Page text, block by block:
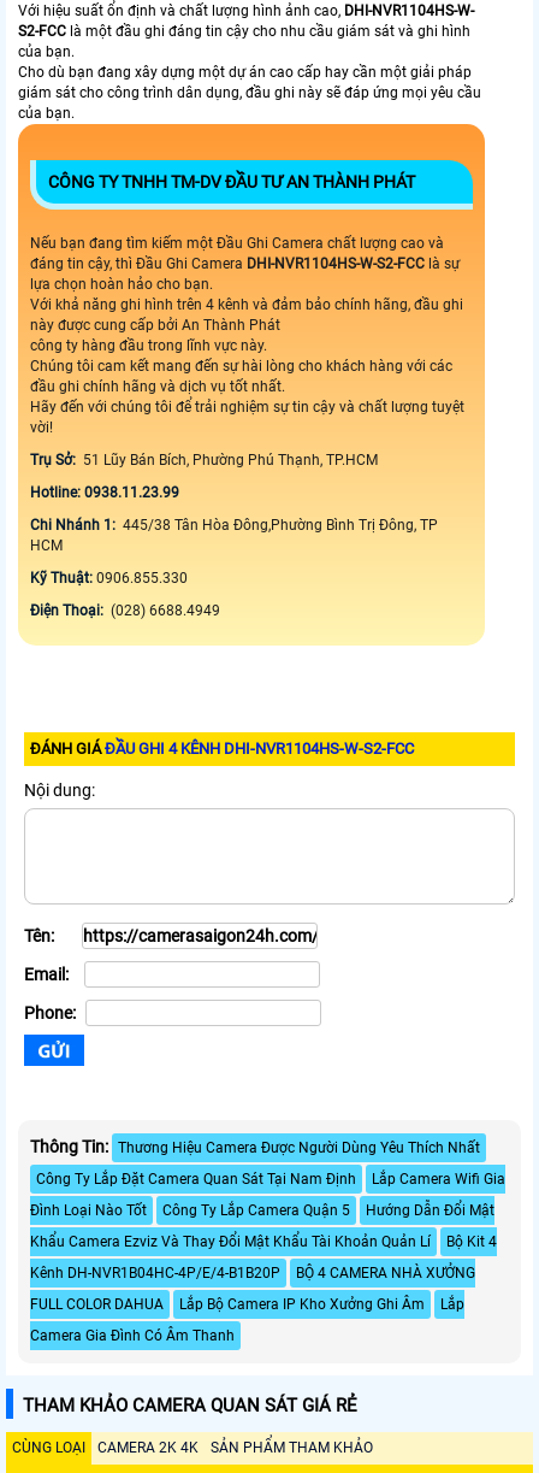
Với hiệu suất ổn định và chất lượng hình ảnh cao, DHI-NVR1104HS-W-
S2-FCC là một đầu ghi đáng tin cậy cho nhu cầu giám sát và ghi hình
của bạn.
Cho dù bạn đang xây dựng một dự án cao cấp hay cần một giải pháp
giám sát cho công trình dân dụng, đầu ghi này sẽ đáp ứng mọi yêu cầu
của bạn.
CÔNG TY TNHH TM-DV ĐẦU TƯ AN THÀNH PHÁT
Nếu bạn đang tìm kiếm một Đầu Ghi Camera chất lượng cao và
đáng tin cậy, thì Đầu Ghi Camera DHI-NVR1104HS-W-S2-FCC là sự
lựa chọn hoàn hảo cho bạn.
Với khả năng ghi hình trên 4 kênh và đảm bảo chính hãng, đầu ghi
này được cung cấp bởi An Thành Phát
công ty hàng đầu trong lĩnh vực này.
Chúng tôi cam kết mang đến sự hài lòng cho khách hàng với các
đầu ghi chính hãng và dịch vụ tốt nhất.
Hãy đến với chúng tôi để trải nghiệm sự tin cậy và chất lượng tuyệt
vời!
Trụ Sở: 51 Lũy Bán Bích, Phường Phú Thạnh, TP.HCM
Hotline: 0938.11.23.99
Chi Nhánh 1: 445/38 Tân Hòa Đông,Phường Bình Trị Đông, TP
HCM
Kỹ Thuật: 0906.855.330
Điện Thoại: (028) 6688.4949
ĐÁNH GIÁĐẦU GHI 4 KÊNH DHI-NVR1104HS-W-S2-FCC
Nội dung:
Tên:
Email:
Phone:
Thông Tin: Thương Hiệu Camera Được Người Dùng Yêu Thích Nhất
Công Ty Lắp Đặt Camera Quan Sát Tại Nam Định
Lắp Camera Wifi Gia
Đình Loại Nào Tốt
Công Ty Lắp Camera Quận 5
Hướng Dẫn Đổi Mật
Khẩu Camera Ezviz Và Thay Đổi Mật Khẩu Tài Khoản Quản Lí
Bộ Kit 4
Kênh DH-NVR1B04HC-4P/E/4-B1B20P
BỘ 4 CAMERA NHÀ XƯỞNG
FULL COLOR DAHUA
Lắp Bộ Camera IP Kho Xưởng Ghi Âm
Lắp
Camera Gia Đình Có Âm Thanh
THAM KHẢO CAMERA QUAN SÁT GIÁ RẺ
CÙNG LOẠI CAMERA 2K 4K SẢN PHẨM THAM KHẢO